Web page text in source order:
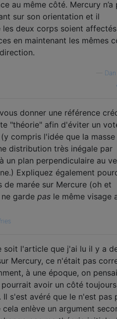
au même côté. Mercury n’a
sur son orientation et il
les deux corps soient
en maintenant les mêmes
donner une référence
"théorie" afin d'éviter un
compris l'idée que la
distribution très inégale par
un plan perpendiculaire au
Expliquez également
de marée sur Mercure (oh et
garde pas le même visage
soit l'article que j'ai lu il y a
Mercury, ce n'était pas
à une époque, on
pourrait avoir un côté
Il s'est avéré que le n'est pas
cela enlève un argument